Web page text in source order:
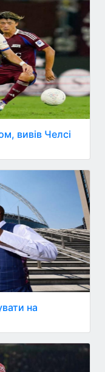
вивів Челсі
на